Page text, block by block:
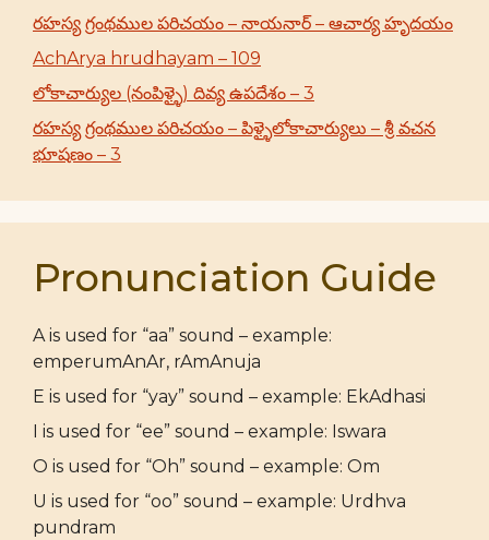
రహస్య గ్రంథముల పరిచయం – నాయనార్ – ఆచార్య హృదయం
AchArya hrudhayam – 109
లోకాచార్యుల (నంపిళ్ళై) దివ్య ఉపదేశం – 3
రహస్య గ్రంథముల పరిచయం – పిళ్ళైలోకాచార్యులు – శ్రీ వచన
భూషణం – 3
Pronunciation Guide
A is used for “aa” sound – example:
emperumAnAr, rAmAnuja
E is used for “yay” sound – example: EkAdhasi
I is used for “ee” sound – example: Iswara
O is used for “Oh” sound – example: Om
U is used for “oo” sound – example: Urdhva
pundram